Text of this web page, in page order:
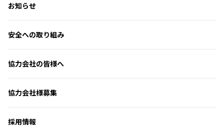
お知らせ
安全への取り組み
協力会社の皆様へ
協力会社様募集
採用情報